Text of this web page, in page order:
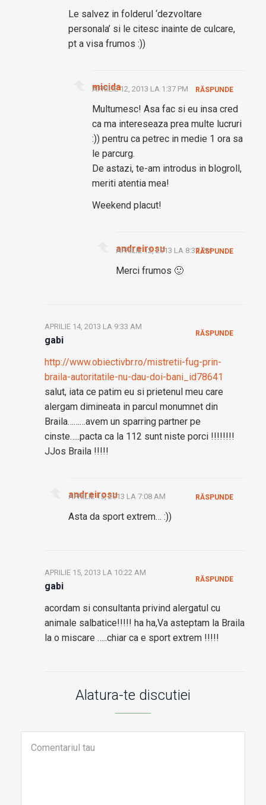
Le salvez in folderul ‘dezvoltare
personala’ si le citesc inainte de culcare,
pt a visa frumos :))
micida
APRILIE 12, 2013 LA 1:37 PM
Multumesc! Asa fac si eu insa cred
ca ma intereseaza prea multe lucruri
:)) pentru ca petrec in medie 1 ora sa
le parcurg.
De astazi, te-am introdus in blogroll,
meriti atentia mea!
Weekend placut!
RĂSPUNDE
andreirosu
APRILIE 12, 2013 LA 8:37 PM
Merci frumos 🙂
RĂSPUNDE
gabi
APRILIE 14, 2013 LA 9:33 AM
http://www.obiectivbr.ro/mistretii-fug-prin-
braila-autoritatile-nu-dau-doi-bani_id78641
salut, iata ce patim eu si prietenul meu care
alergam dimineata in parcul monumnet din
Braila………avem un sparring partner pe
cinste…..pacta ca la 112 sunt niste porci !!!!!!!!
JJos Braila !!!!!
RĂSPUNDE
andreirosu
APRILIE 15, 2013 LA 7:08 AM
Asta da sport extrem… :))
RĂSPUNDE
gabi
APRILIE 15, 2013 LA 10:22 AM
acordam si consultanta privind alergatul cu
animale salbatice!!!!! ha ha,Va asteptam la Braila
la o miscare …..chiar ca e sport extrem !!!!!
RĂSPUNDE
Alatura-te discutiei